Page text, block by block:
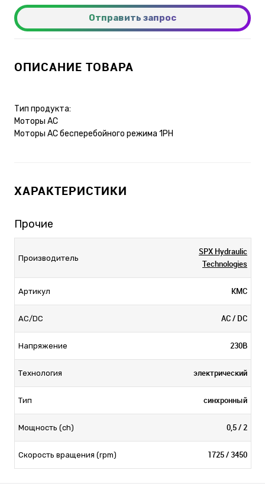
Отправить запрос
ОПИСАНИЕ ТОВАРА
Тип продукта:
Моторы AC
Моторы AC бесперебойного режима 1PH
ХАРАКТЕРИСТИКИ
Прочие
Производитель
SPX Hydraulic
Technologies
Артикул KMC
AC/DC AC / DC
Напряжение 230В
Технология электрический
Тип синхронный
Мощность (ch) 0,5 / 2
Скорость вращения (rpm) 1725 / 3450